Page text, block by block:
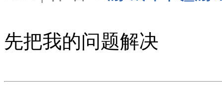
先把我的问题解决